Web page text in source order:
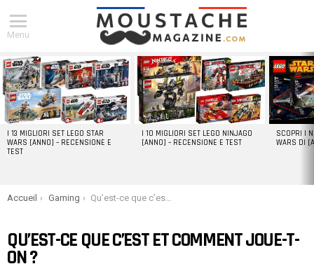
Menu
DERNIERS
ARTICLES
I 13 MIGLIORI SET LEGO STAR
WARS [ANNO] – RECENSIONE E
TEST
I 10 MIGLIORI SET LEGO NINJAGO
[ANNO] – RECENSIONE E TEST
SCOPRI I
WARS DI
You are here:
Accueil Gaming Qu’est-ce que c’est et comment joue-t-on ?
QU’EST-CE QUE C’EST ET COMMENT JOUE-T-
ON ?